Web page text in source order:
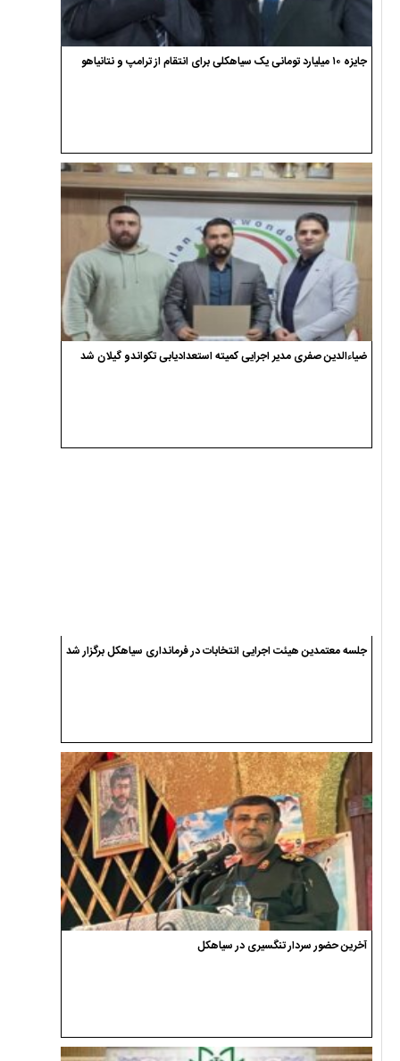
جایزه ۱۰ میلیارد تومانی یک سیاهکلی برای انتقام از ترامپ و نتانیاهو
ضیاءالدین صفری مدیر اجرایی کمیته استعدادیابی تکواندو گیلان شد
جلسه معتمدین هیئت اجرایی انتخابات در فرمانداری سیاهکل برگزار شد
آخرین حضور سردار تنگسیری در سیاهکل